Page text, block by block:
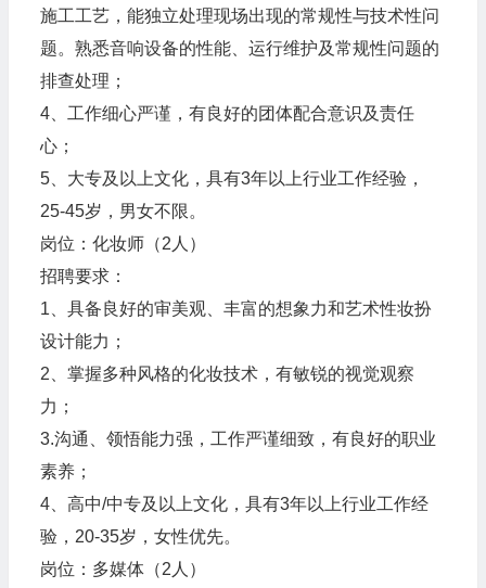
施工工艺，能独立处理现场出现的常规性与技术性问
题。熟悉音响设备的性能、运行维护及常规性问题的
排查处理；
4、工作细心严谨，有良好的团体配合意识及责任
心；
5、大专及以上文化，具有3年以上行业工作经验，
25-45岁，男女不限。
岗位：化妆师（2人）
招聘要求：
1、具备良好的审美观、丰富的想象力和艺术性妆扮
设计能力；
2、掌握多种风格的化妆技术，有敏锐的视觉观察
力；
3.沟通、领悟能力强，工作严谨细致，有良好的职业
素养；
4、高中/中专及以上文化，具有3年以上行业工作经
验，20-35岁，女性优先。
岗位：多媒体（2人）